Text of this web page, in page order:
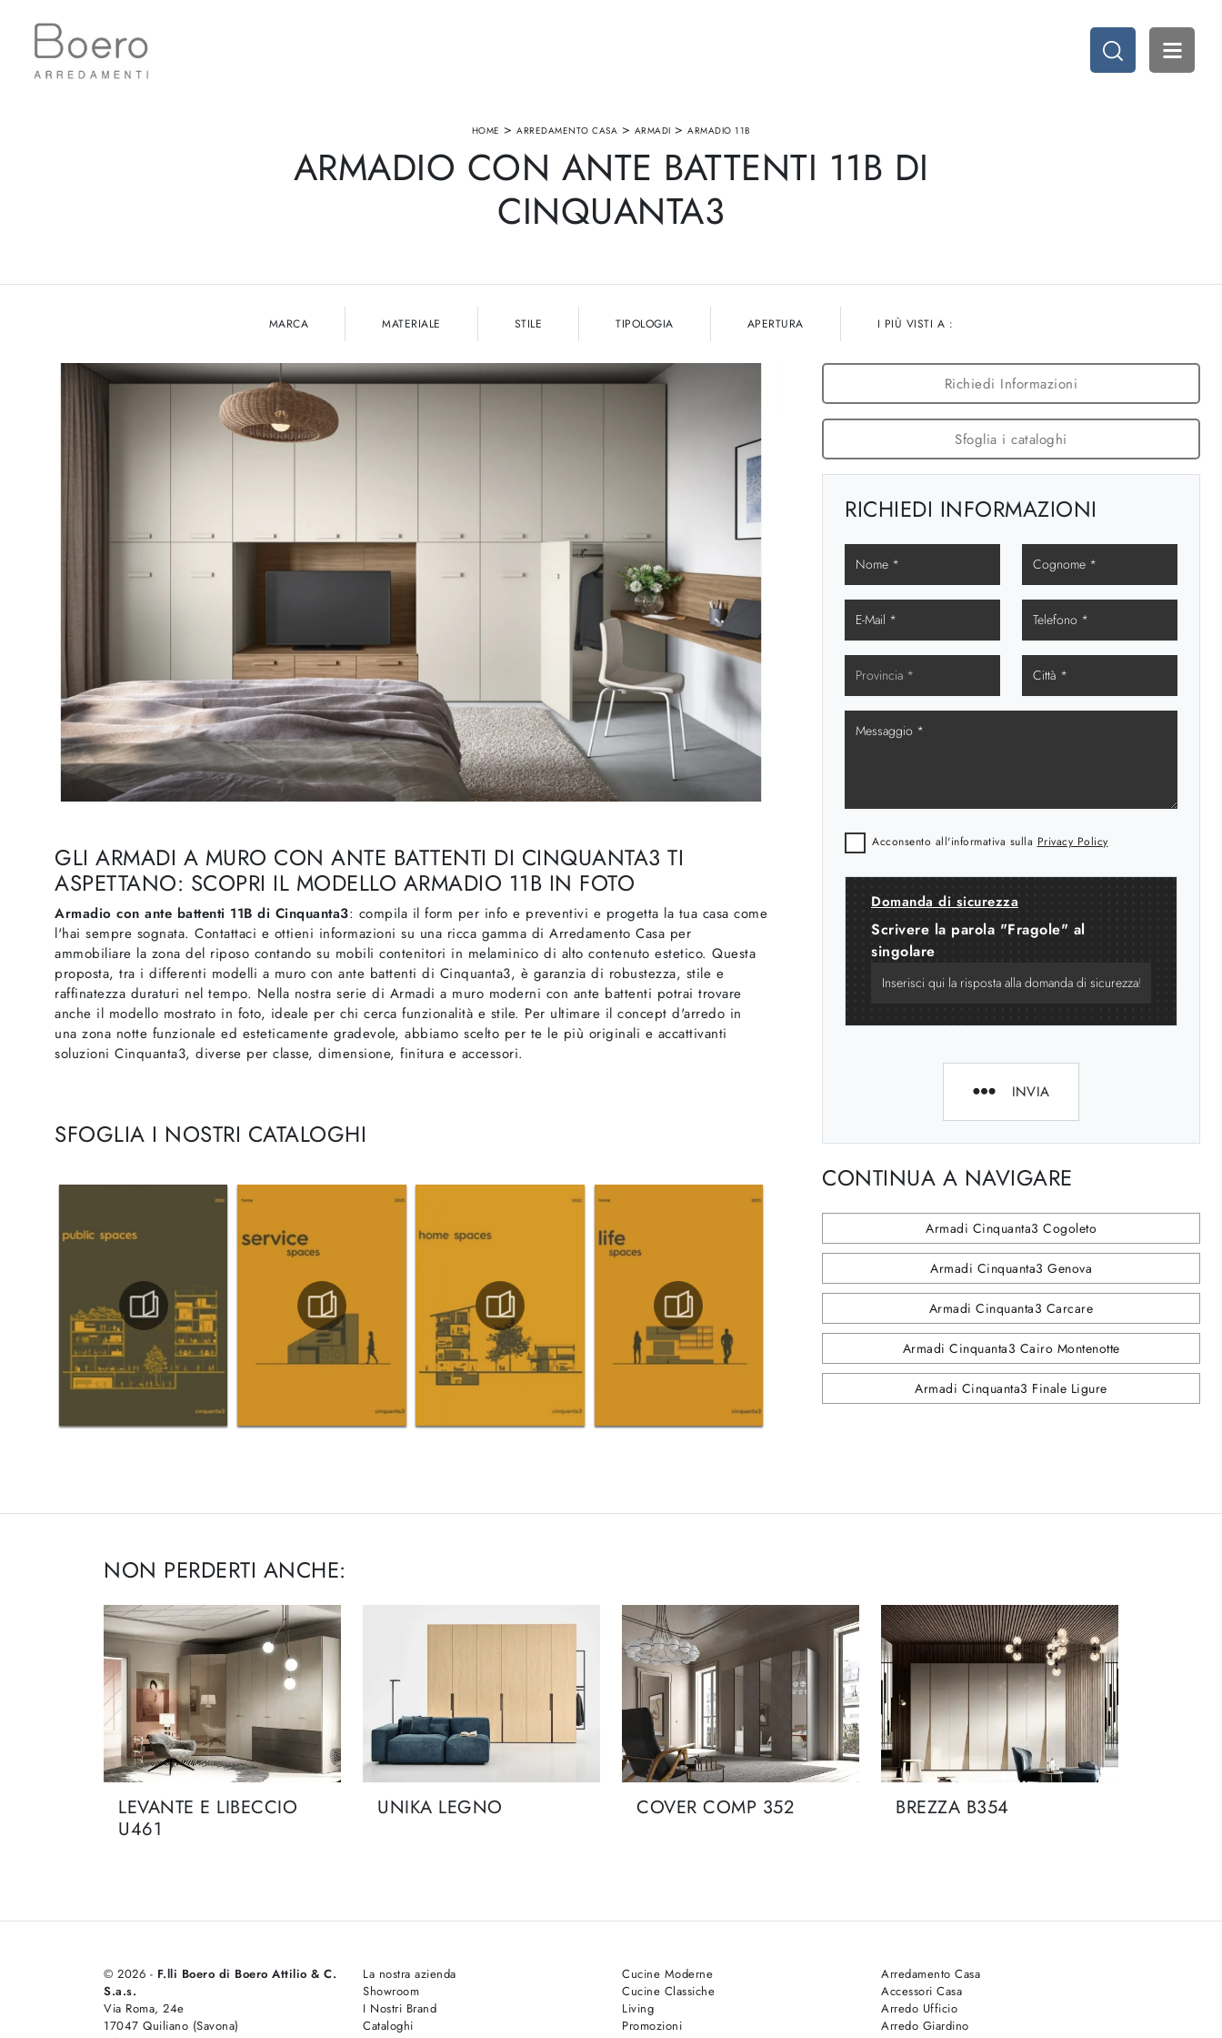
HOME > ARREDAMENTO CASA > ARMADI > ARMADIO 11B
ARMADIO CON ANTE BATTENTI 11B DI
CINQUANTA3
MARCA MATERIALE STILE TIPOLOGIA APERTURA I PIÙ VISTI A :
GLI ARMADI A MURO CON ANTE BATTENTI DI CINQUANTA3 TI
ASPETTANO: SCOPRI IL MODELLO ARMADIO 11B IN FOTO
Armadio con ante battenti 11B di Cinquanta3: compila il form per info e preventivi e progetta la tua casa come
l'hai sempre sognata. Contattaci e ottieni informazioni su una ricca gamma di Arredamento Casa per
ammobiliare la zona del riposo contando su mobili contenitori in melaminico di alto contenuto estetico. Questa
proposta, tra i differenti modelli a muro con ante battenti di Cinquanta3, è garanzia di robustezza, stile e
raffinatezza duraturi nel tempo. Nella nostra serie di Armadi a muro moderni con ante battenti potrai trovare
anche il modello mostrato in foto, ideale per chi cerca funzionalità e stile. Per ultimare il concept d'arredo in
una zona notte funzionale ed esteticamente gradevole, abbiamo scelto per te le più originali e accattivanti
soluzioni Cinquanta3, diverse per classe, dimensione, finitura e accessori.
SFOGLIA I NOSTRI CATALOGHI
Richiedi Informazioni
Sfoglia i cataloghi
RICHIEDI INFORMAZIONI
Acconsento all'informativa sulla Privacy Policy
Domanda di sicurezza
Scrivere la parola "Fragole" al
singolare
INVIA
CONTINUA A NAVIGARE
Armadi Cinquanta3 Cogoleto
Armadi Cinquanta3 Genova
Armadi Cinquanta3 Carcare
Armadi Cinquanta3 Cairo Montenotte
Armadi Cinquanta3 Finale Ligure
NON PERDERTI ANCHE:
LEVANTE E LIBECCIO
U461
UNIKA LEGNO COVER COMP 352 BREZZA B354
© 2026 - F.lli Boero di Boero Attilio & C.
S.a.s.
Via Roma, 24e
17047 Quiliano (Savona)
La nostra azienda
Showroom
I Nostri Brand
Cataloghi
Cucine Moderne
Cucine Classiche
Living
Promozioni
Arredamento Casa
Accessori Casa
Arredo Ufficio
Arredo Giardino